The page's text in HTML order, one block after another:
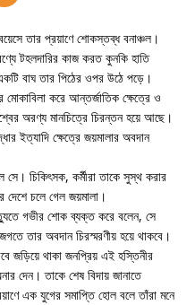
তার প্রয়াণে শোকস্তব্ধ বনাঞ্চল।
টহলদারির কাজ করত কুনকি হাতি
বাঘ তার পিঠের ওপর উঠে পড়ে।
করে আন্তর্জাতিক ক্ষেত্রে ও
অরণ্য মানচিত্রে চিরন্তন হয়ে আছে।
ইত্যাদি ক্ষেত্রে জয়মালার অবদান
চিকিৎসক, কর্মীরা তাকে সুস্থ করার
দেশে চলে গেল জয়মালা।
গভীর শোক ব্যক্ত করে বলেন, সে
তার অবদান চিরস্মরণীয় হয়ে থাকবে।
জড়িয়ে থাকা জনপ্রিয় এই হস্তিনীর
দেন। তাকে শেষ বিদায় জানাতে
এক যুগের সমাপ্তি হোল বলে তাঁরা মনে